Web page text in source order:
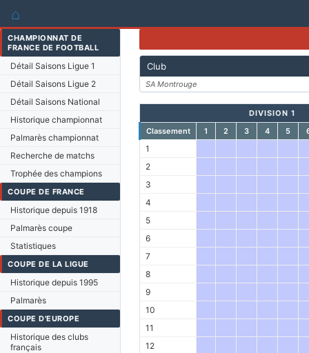
⌂
CHAMPIONNAT DE
FRANCE DE FOOTBALL
Détail Saisons Ligue 1
Détail Saisons Ligue 2
Détail Saisons National
Historique championnat
Palmarès championnat
Recherche de matchs
Trophée des champions
COUPE DE FRANCE
Historique depuis 1918
Palmarès coupe
Statistiques
COUPE DE LA LIGUE
Historique depuis 1995
Palmarès
COUPE D'EUROPE
Historique des clubs
français
Club
SA Montrouge
DIVISION 1
Classement
1 2 3 4 5
1
2
3
4
5
6
7
8
9
10
11
12